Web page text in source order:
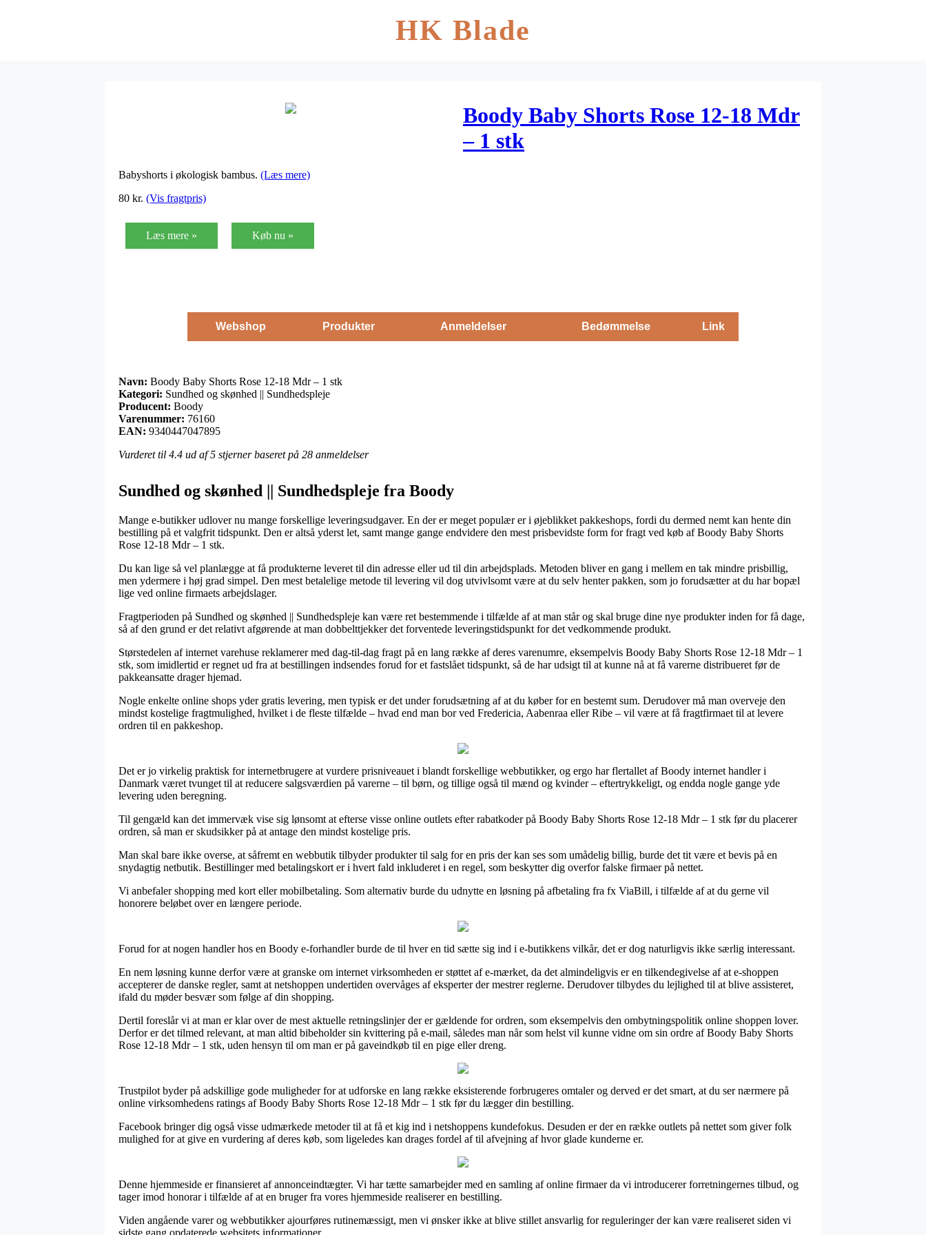
HK Blade
Boody Baby Shorts Rose 12-18 Mdr
– 1 stk
Babyshorts i økologisk bambus. (Læs mere)
80 kr. (Vis fragtpris)
Læs mere » Køb nu »
Webshop Produkter Anmeldelser Bedømmelse Link
Navn: Boody Baby Shorts Rose 12-18 Mdr – 1 stk
Kategori: Sundhed og skønhed || Sundhedspleje
Producent: Boody
Varenummer: 76160
EAN: 9340447047895
Vurderet til 4.4 ud af 5 stjerner baseret på 28 anmeldelser
Sundhed og skønhed || Sundhedspleje fra Boody
Mange e-butikker udlover nu mange forskellige leveringsudgaver. En der er meget populær er i øjeblikket pakkeshops, fordi du dermed nemt kan hente din
bestilling på et valgfrit tidspunkt. Den er altså yderst let, samt mange gange endvidere den mest prisbevidste form for fragt ved køb af Boody Baby Shorts
Rose 12-18 Mdr – 1 stk.
Du kan lige så vel planlægge at få produkterne leveret til din adresse eller ud til din arbejdsplads. Metoden bliver en gang i mellem en tak mindre prisbillig,
men ydermere i høj grad simpel. Den mest betalelige metode til levering vil dog utvivlsomt være at du selv henter pakken, som jo forudsætter at du har bopæl
lige ved online firmaets arbejdslager.
Fragtperioden på Sundhed og skønhed || Sundhedspleje kan være ret bestemmende i tilfælde af at man står og skal bruge dine nye produkter inden for få dage,
så af den grund er det relativt afgørende at man dobbelttjekker det forventede leveringstidspunkt for det vedkommende produkt.
Størstedelen af internet varehuse reklamerer med dag-til-dag fragt på en lang række af deres varenumre, eksempelvis Boody Baby Shorts Rose 12-18 Mdr – 1
stk, som imidlertid er regnet ud fra at bestillingen indsendes forud for et fastslået tidspunkt, så de har udsigt til at kunne nå at få varerne distribueret før de
pakkeansatte drager hjemad.
Nogle enkelte online shops yder gratis levering, men typisk er det under forudsætning af at du køber for en bestemt sum. Derudover må man overveje den
mindst kostelige fragtmulighed, hvilket i de fleste tilfælde – hvad end man bor ved Fredericia, Aabenraa eller Ribe – vil være at få fragtfirmaet til at levere
ordren til en pakkeshop.
Det er jo virkelig praktisk for internetbrugere at vurdere prisniveauet i blandt forskellige webbutikker, og ergo har flertallet af Boody internet handler i
Danmark været tvunget til at reducere salgsværdien på varerne – til børn, og tillige også til mænd og kvinder – eftertrykkeligt, og endda nogle gange yde
levering uden beregning.
Til gengæld kan det immervæk vise sig lønsomt at efterse visse online outlets efter rabatkoder på Boody Baby Shorts Rose 12-18 Mdr – 1 stk før du placerer
ordren, så man er skudsikker på at antage den mindst kostelige pris.
Man skal bare ikke overse, at såfremt en webbutik tilbyder produkter til salg for en pris der kan ses som umådelig billig, burde det tit være et bevis på en
snydagtig netbutik. Bestillinger med betalingskort er i hvert fald inkluderet i en regel, som beskytter dig overfor falske firmaer på nettet.
Vi anbefaler shopping med kort eller mobilbetaling. Som alternativ burde du udnytte en løsning på afbetaling fra fx ViaBill, i tilfælde af at du gerne vil
honorere beløbet over en længere periode.
Forud for at nogen handler hos en Boody e-forhandler burde de til hver en tid sætte sig ind i e-butikkens vilkår, det er dog naturligvis ikke særlig interessant.
En nem løsning kunne derfor være at granske om internet virksomheden er støttet af e-mærket, da det almindeligvis er en tilkendegivelse af at e-shoppen
accepterer de danske regler, samt at netshoppen undertiden overvåges af eksperter der mestrer reglerne. Derudover tilbydes du lejlighed til at blive assisteret,
ifald du møder besvær som følge af din shopping.
Dertil foreslår vi at man er klar over de mest aktuelle retningslinjer der er gældende for ordren, som eksempelvis den ombytningspolitik online shoppen lover.
Derfor er det tilmed relevant, at man altid bibeholder sin kvittering på e-mail, således man når som helst vil kunne vidne om sin ordre af Boody Baby Shorts
Rose 12-18 Mdr – 1 stk, uden hensyn til om man er på gaveindkøb til en pige eller dreng.
Trustpilot byder på adskillige gode muligheder for at udforske en lang række eksisterende forbrugeres omtaler og derved er det smart, at du ser nærmere på
online virksomhedens ratings af Boody Baby Shorts Rose 12-18 Mdr – 1 stk før du lægger din bestilling.
Facebook bringer dig også visse udmærkede metoder til at få et kig ind i netshoppens kundefokus. Desuden er der en række outlets på nettet som giver folk
mulighed for at give en vurdering af deres køb, som ligeledes kan drages fordel af til afvejning af hvor glade kunderne er.
Denne hjemmeside er finansieret af annonceindtægter. Vi har tætte samarbejder med en samling af online firmaer da vi introducerer forretningernes tilbud, og
tager imod honorar i tilfælde af at en bruger fra vores hjemmeside realiserer en bestilling.
Viden angående varer og webbutikker ajourføres rutinemæssigt, men vi ønsker ikke at blive stillet ansvarlig for reguleringer der kan være realiseret siden vi
sidste gang opdaterede websitets informationer.